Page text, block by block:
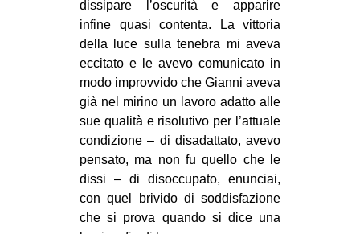
dissipare l’oscurità e apparire
infine quasi contenta. La vittoria
della luce sulla tenebra mi aveva
eccitato e le avevo comunicato in
modo improvvido che Gianni aveva
già nel mirino un lavoro adatto alle
sue qualità e risolutivo per l’attuale
condizione – di disadattato, avevo
pensato, ma non fu quello che le
dissi – di disoccupato, enunciai,
con quel brivido di soddisfazione
che si prova quando si dice una